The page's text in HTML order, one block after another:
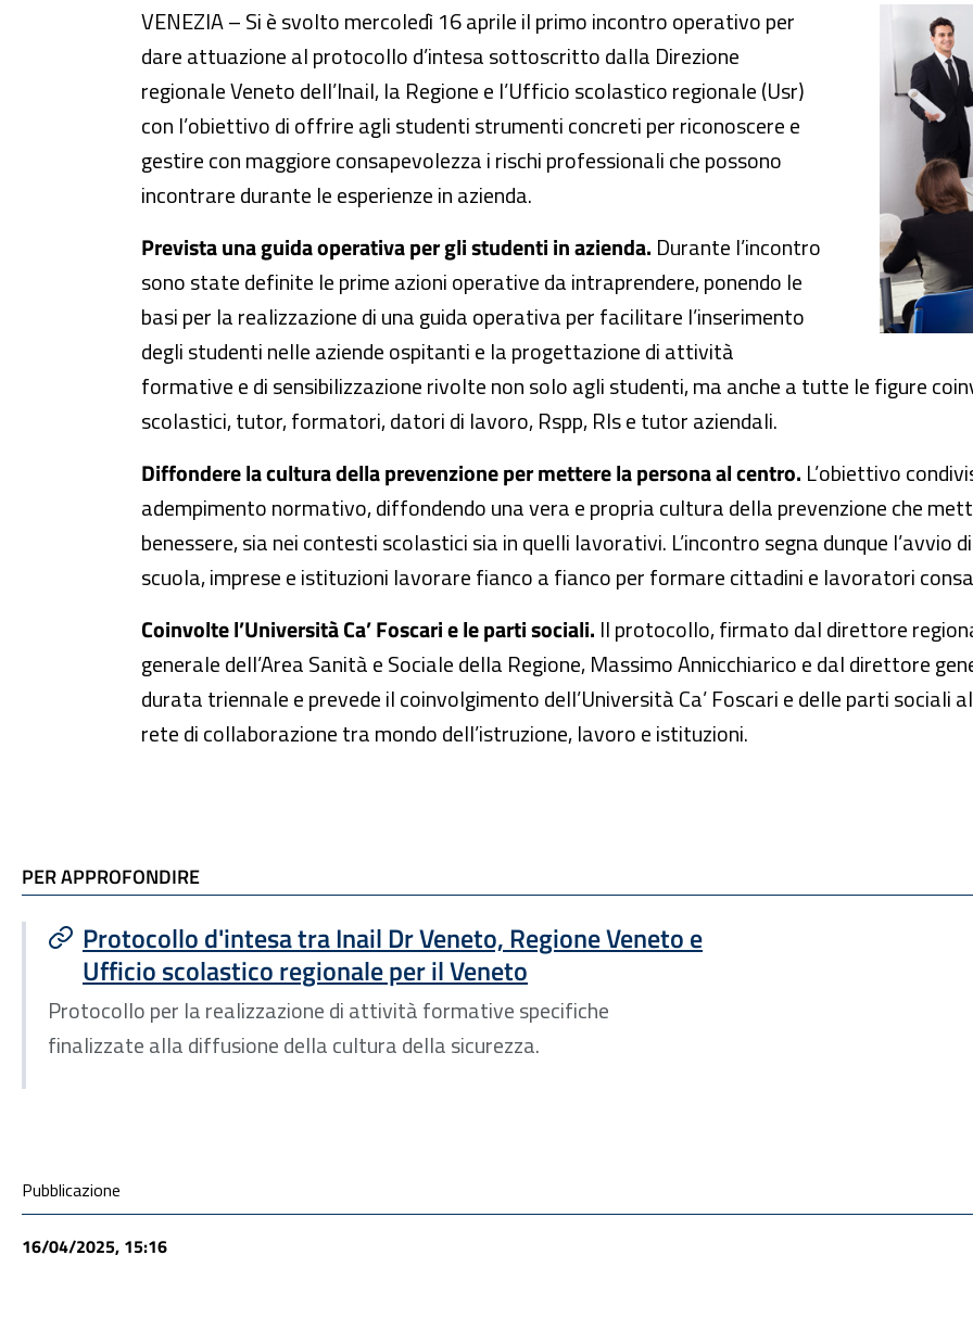
Promozione della salute e sicurezza degli studenti durante i Percorsi per
VENEZIA – Si è svolto mercoledì 16 aprile il primo incontro operativo per
dare attuazione al protocollo d’intesa sottoscritto dalla Direzione
regionale Veneto dell’Inail, la Regione e l’Ufficio scolastico regionale (Usr)
con l’obiettivo di offrire agli studenti strumenti concreti per riconoscere e
gestire con maggiore consapevolezza i rischi professionali che possono
incontrare durante le esperienze in azienda.
Prevista una guida operativa per gli studenti in azienda. Durante l’incontro
sono state definite le prime azioni operative da intraprendere, ponendo le
basi per la realizzazione di una guida operativa per facilitare l’inserimento
degli studenti nelle aziende ospitanti e la progettazione di attività
formative e di sensibilizzazione rivolte non solo agli studenti, ma anche a tutte le figure
scolastici, tutor, formatori, datori di lavoro, Rspp, Rls e tutor aziendali.
Diffondere la cultura della prevenzione per mettere la persona al centro. L’obiettivo
adempimento normativo, diffondendo una vera e propria cultura della prevenzione che
benessere, sia nei contesti scolastici sia in quelli lavorativi. L’incontro segna dunque l’avvio
scuola, imprese e istituzioni lavorare fianco a fianco per formare cittadini e lavoratori
Coinvolte l’Università Ca’ Foscari e le parti sociali. Il protocollo, firmato dal direttore
generale dell’Area Sanità e Sociale della Regione, Massimo Annicchiarico e dal direttore
durata triennale e prevede il coinvolgimento dell’Università Ca’ Foscari e delle parti
rete di collaborazione tra mondo dell’istruzione, lavoro e istituzioni.
TI POTREBBE INTERESSARE
PER APPROFONDIRE
Protocollo d'intesa tra Inail Dr Veneto, Regione Veneto e
Ufficio scolastico regionale per il Veneto
Protocollo per la realizzazione di attività formative specifiche
finalizzate alla diffusione della cultura della sicurezza.
Condivisione social
Pubblicazione
16/04/2025, 15:16